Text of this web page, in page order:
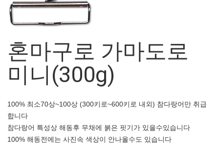
혼마구로 가마도로
미니(300g)
100% 최소70상~100상 (300키로~600키로 내외) 참다랑어만 취급
합니다
참다랑어 특성상 해동후 무채에 붉은 핏기가 있을수있습니다
100% 해동전에는 사진속 색상이 안나올수도 있습니다